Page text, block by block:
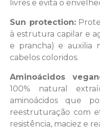
livres e evita o
Sun protection:
à estrutura capilar e
e prancha) e auxilia
cabelos coloridos.
Aminoácidos
100% natural
aminoácidos que
reestruturação com
resistência, maciez e